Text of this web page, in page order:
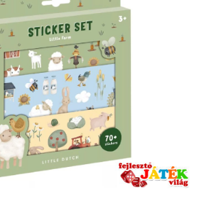
Foglalkoztató füzet
Fajátékok
Játék hangszer
Futóbiciklik, rollerek
Gyerekszoba
Intelligens gyurma
Iskolaszerek